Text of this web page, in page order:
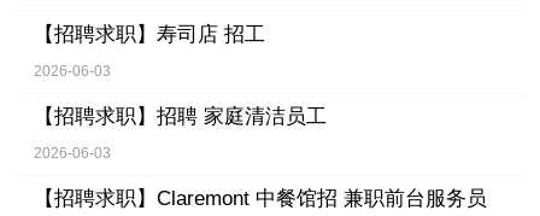
【招聘求职】 寿司店 招工
2026-06-03
【招聘求职】 招聘 家庭清洁员工
2026-06-03
【招聘求职】 Claremont 中餐馆招 兼职前台服务员